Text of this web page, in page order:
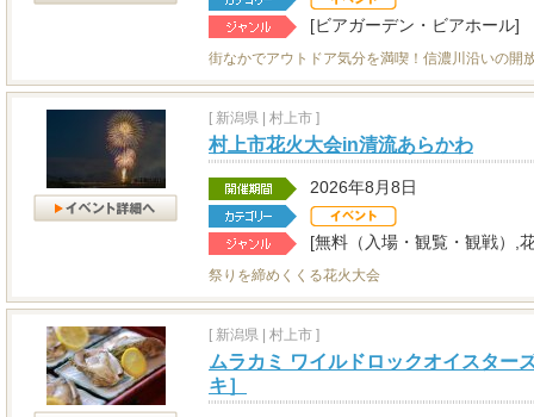
[ビアガーデン・ビアホール]
街なかでアウトドア気分を満喫！信濃川沿いの開
[ 新潟県 村上市 ]
村上市花火大会in清流あらかわ
2026年8月8日
[無料（入場・観覧・観戦）,
祭りを締めくくる花火大会
[ 新潟県 村上市 ]
ムラカミ ワイルドロックオイスター
キ］